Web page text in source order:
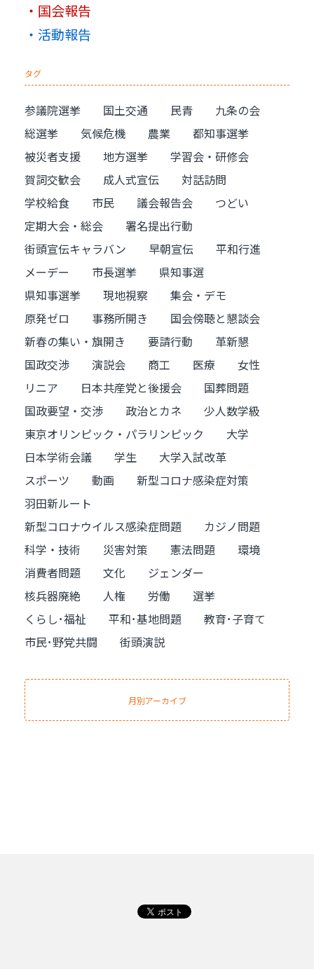
国会報告
活動報告
タグ
参議院選挙 国土交通 民青
九条の会
総選挙
気候危機 農業
都知事選挙
被災者支援
地方選挙
学習会・研修会
賀詞交歓会
成人式宣伝
対話訪問
学校給食
市民 議会報告会
つどい
定期大会・総会
署名提出行動
街頭宣伝キャラバン
早朝宣伝
平和行進
メーデー
市長選挙
県知事選
県知事選挙
現地視察
集会・デモ
原発ゼロ
事務所開き
国会傍聴と懇談会
新春の集い・旗開き
要請行動
革新懇
国政交渉
演説会 商工 医療
女性
リニア
日本共産党と後援会
国葬問題
国政要望・交渉
政治とカネ
少人数学級
東京オリンピック・パラリンピック
大学
日本学術会議
学生
大学入試改革
スポーツ
動画
新型コロナ感染症対策
羽田新ルート
新型コロナウイルス感染症問題
カジノ問題
科学・技術
災害対策 憲法問題
環境
消費者問題
文化
ジェンダー
核兵器廃絶
人権 労働
選挙
くらし･福祉
平和･基地問題
教育･子育て
市民･野党共闘
街頭演説
月別アーカイブ